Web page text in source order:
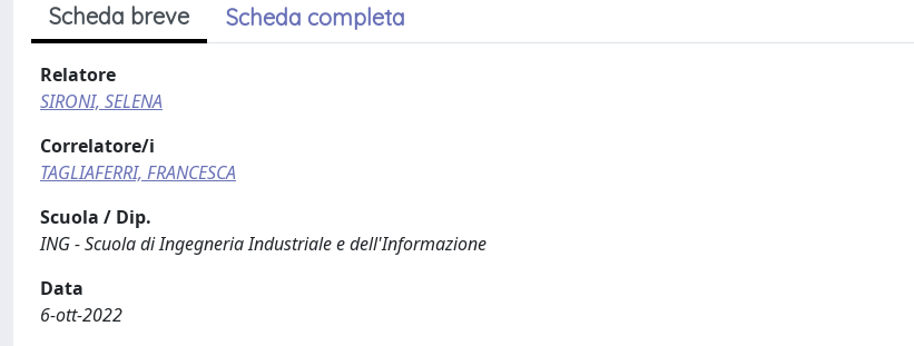
Scheda breve Scheda completa
Relatore
SIRONI, SELENA
Correlatore/i
TAGLIAFERRI, FRANCESCA
Scuola / Dip.
ING - Scuola di Ingegneria Industriale e dell'Informazione
Data
6-ott-2022